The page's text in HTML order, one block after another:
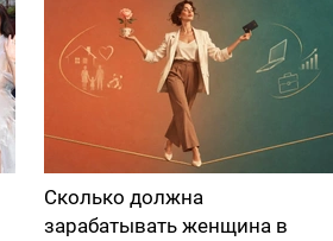
Сколько должна
зарабатывать женщина в